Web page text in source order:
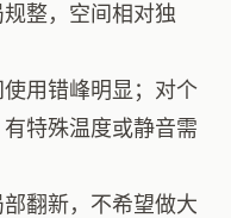
整，空间相对独
用错峰明显；对个
特殊温度或静音需
翻新，不希望做大